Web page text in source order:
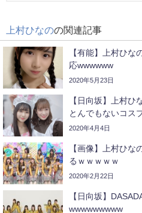
上村ひなのの関連記事
【有能】上村ひな
応wwwwww
2020年5月23日
【日向坂】上村ひ
とんでもないコス
2020年4月4日
【画像】上村ひな
るｗｗｗｗｗ
2020年2月22日
【日向坂】
wwwwwwwww